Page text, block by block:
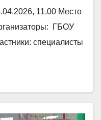
ГИА по
11.00 Место
ГБОУ
специалисты